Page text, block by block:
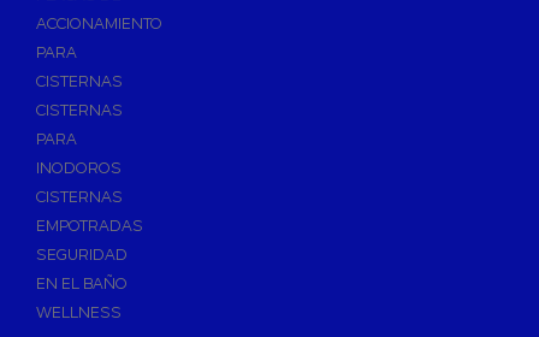
Válvulas de Contadores
Llaves de Paso
Accesorios de Valvulería
Calderines
Herramientas y Vestuario
Adhesivos Instantaneos
Selladores y Masillas
ACCIONAMIENTO
PARA
CISTERNAS
CISTERNAS
PARA
INODOROS
CISTERNAS
EMPOTRADAS
SEGURIDAD
EN EL BAÑO
WELLNESS